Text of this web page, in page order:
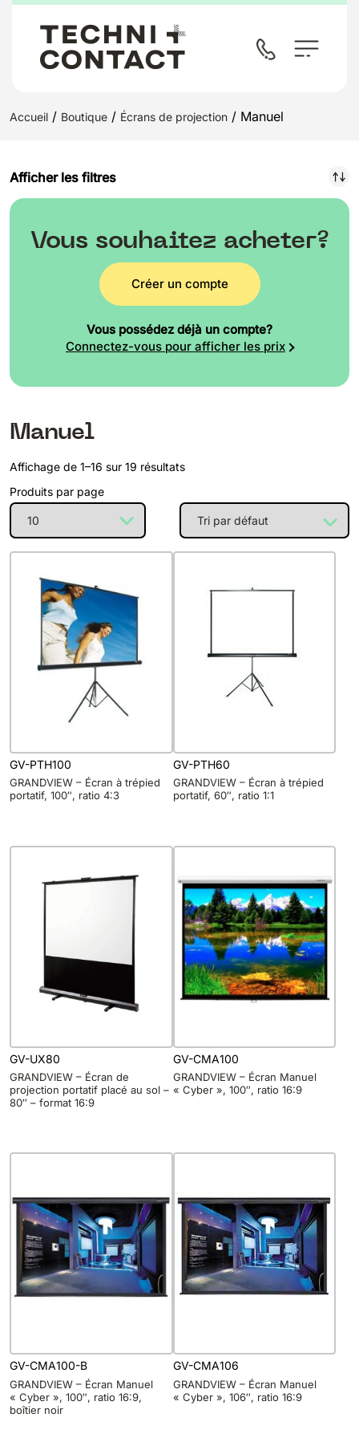
Accueil / Boutique / Écrans de projection / Manuel
Afficher les filtres
Vous souhaitez acheter?
Créer un compte
Vous possédez déjà un compte?
Connectez-vous pour afficher les prix
Manuel
Affichage de 1–16 sur 19 résultats
Produits par page
GV-PTH100
GRANDVIEW – Écran à trépied
portatif, 100″, ratio 4:3
GV-PTH60
GRANDVIEW – Écran à trépied
portatif, 60″, ratio 1:1
GV-UX80
GRANDVIEW – Écran de
projection portatif placé au sol –
80″ – format 16:9
GV-CMA100
GRANDVIEW – Écran Manuel
« Cyber », 100″, ratio 16:9
GV-CMA100-B
GRANDVIEW – Écran Manuel
« Cyber », 100″, ratio 16:9,
boîtier noir
GV-CMA106
GRANDVIEW – Écran Manuel
« Cyber », 106″, ratio 16:9